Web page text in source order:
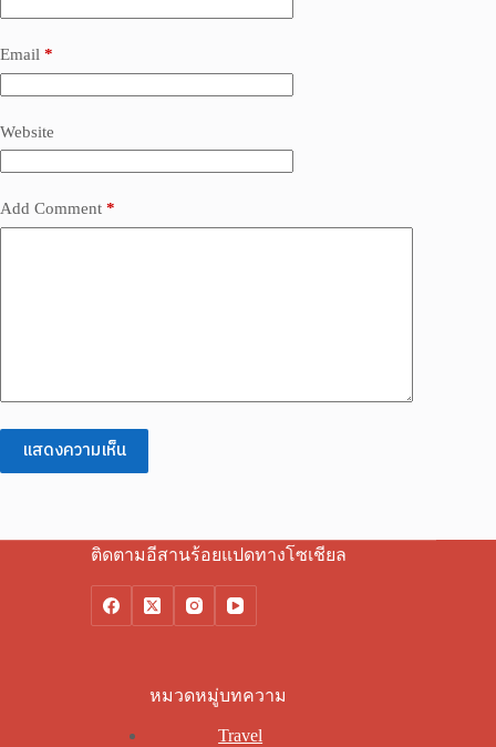
Email *
Website
Add Comment *
แสดงความเห็น
ติดตามอีสานร้อยแปดทางโซเชียล
หมวดหมู่บทความ
Travel